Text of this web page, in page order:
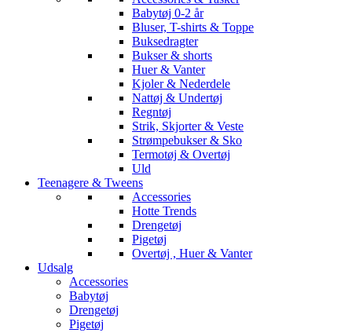
Babytøj 0-2 år
Bluser, T-shirts & Toppe
Buksedragter
Bukser & shorts
Huer & Vanter
Kjoler & Nederdele
Nattøj & Undertøj
Regntøj
Strik, Skjorter & Veste
Strømpebukser & Sko
Termotøj & Overtøj
Uld
Teenagere & Tweens
Accessories
Hotte Trends
Drengetøj
Pigetøj
Overtøj , Huer & Vanter
Udsalg
Accessories
Babytøj
Drengetøj
Pigetøj